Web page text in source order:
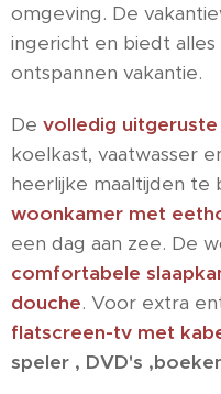
omgeving. De
ingericht en biedt
ontspannen vakantie.
De volledig uitgeruste
koelkast, vaatwasser
heerlijke maaltijden te
woonkamer met
een dag aan zee. De
comfortabele
douche. Voor extra
flatscreen-tv met
speler , DVD's